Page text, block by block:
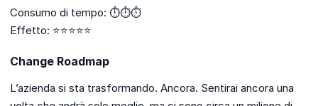
Consumo di tempo: ⏱️⏱️⏱️
Effetto: ⭐⭐⭐⭐⭐
Change Roadmap
L’azienda si sta trasformando. Ancora. Sentirai ancora una